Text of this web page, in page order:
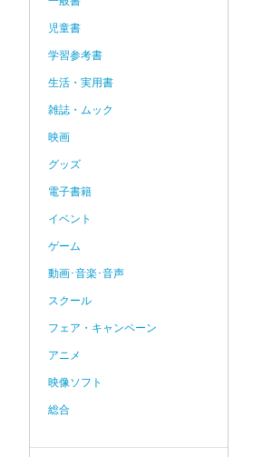
児童書
学習参考書
生活・実用書
雑誌・ムック
映画
グッズ
電子書籍
イベント
ゲーム
動画･音楽･音声
スクール
フェア・キャンペーン
アニメ
映像ソフト
総合